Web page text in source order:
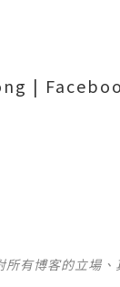
|
有博客的立場